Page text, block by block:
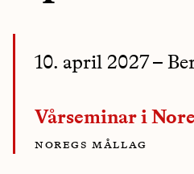
10. april 2027–
Vårseminar i
noregs mållag